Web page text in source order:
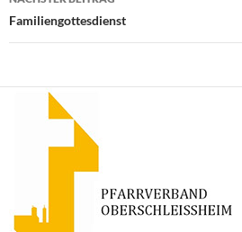
Familiengottesdienst